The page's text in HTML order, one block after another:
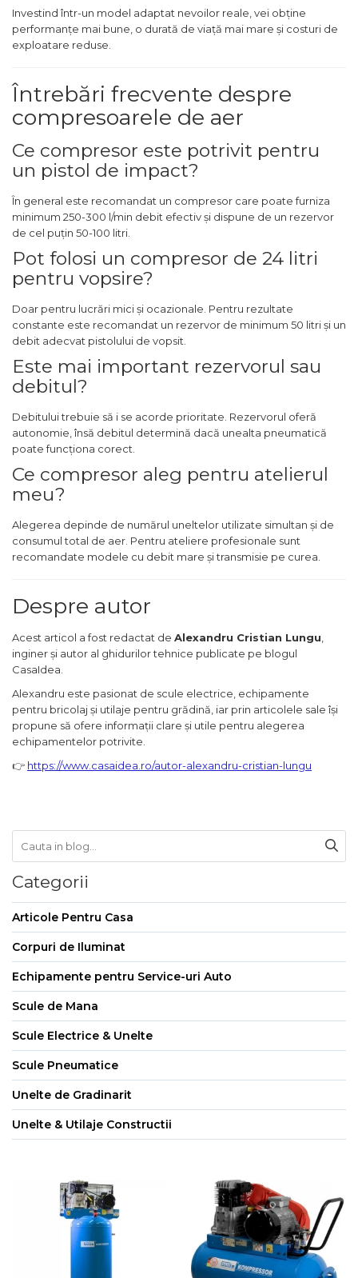
Freze de Zapada
Masina Tuns Gard Viu
Masina de Maturat
Pulverizatoare
Trimmere Iarba & Gazon
Motosape
Motoburghie & Foreze de
Pamant
Accesorii Motoburghie
Masini Tuns Iarba & Gazon
Site Rotative de Gradina
Drujbe & Fierastraie
Telescopice
Garduri electrice animale
Greble
Unelte & utilaje constructii
Mai compactor
Betoniere
Placa compactoare
Roabe
Lichidare stoc
Resigilate
Noutati
Investind într-un model adaptat nevoilor reale, vei obține
performanțe mai bune, o durată de viață mai mare și costuri de
exploatare reduse.
Întrebări frecvente despre
compresoarele de aer
Ce compresor este potrivit pentru
un pistol de impact?
În general este recomandat un compresor care poate furniza
minimum 250-300 l/min debit efectiv și dispune de un rezervor
de cel puțin 50-100 litri.
Pot folosi un compresor de 24 litri
pentru vopsire?
Doar pentru lucrări mici și ocazionale. Pentru rezultate
constante este recomandat un rezervor de minimum 50 litri și un
debit adecvat pistolului de vopsit.
Este mai important rezervorul sau
debitul?
Debitului trebuie să i se acorde prioritate. Rezervorul oferă
autonomie, însă debitul determină dacă unealta pneumatică
poate funcționa corect.
Ce compresor aleg pentru atelierul
meu?
Alegerea depinde de numărul uneltelor utilizate simultan și de
consumul total de aer. Pentru ateliere profesionale sunt
recomandate modele cu debit mare și transmisie pe curea.
Despre autor
Acest articol a fost redactat de Alexandru Cristian Lungu
inginer și autor al ghidurilor tehnice publicate pe blogul
CasaIdea.
Alexandru este pasionat de scule electrice, echipamente
pentru bricolaj și utilaje pentru grădină, iar prin articolele sale își
propune să ofere informații clare și utile pentru alegerea
echipamentelor potrivite.
👉 https://www.casaidea.ro/autor-alexandru-cristian-lungu
Categorii
Articole Pentru Casa
Corpuri de Iluminat
Echipamente pentru Service-uri Auto
Scule de Mana
Scule Electrice & Unelte
Scule Pneumatice
Unelte de Gradinarit
Unelte & Utilaje Constructii